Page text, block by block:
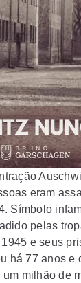
eram
Símbolo
pelas
e seus
há 77 anos e
milhão de